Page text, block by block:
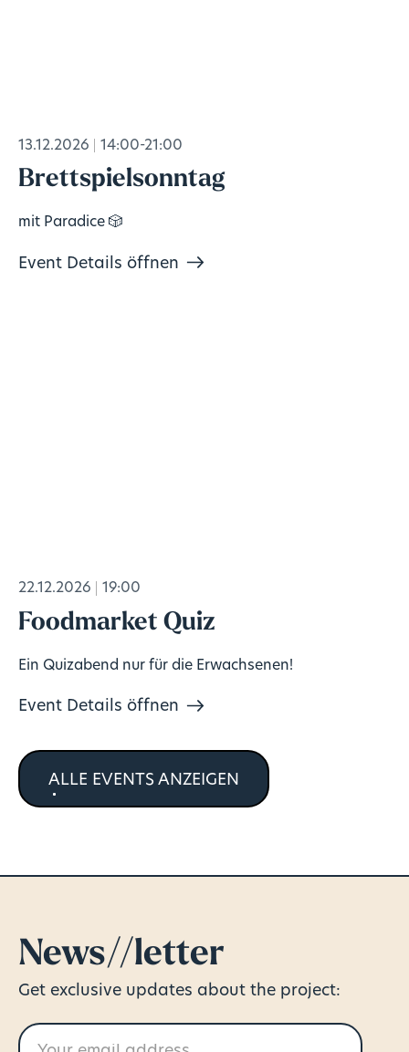
13.12.2026 14:00-21:00
Brettspielsonntag
mit Paradice 🎲
Event Details öffnen
22.12.2026 19:00
Foodmarket Quiz
Ein Quizabend nur für die Erwachsenen!
Event Details öffnen
ALLE EVENTS ANZEIGEN
News//letter
Get exclusive updates about the project: